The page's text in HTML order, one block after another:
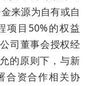
来源为自有或自
项目50%的权益
司董事会授权经
的原则下，与新
合资合作相关协